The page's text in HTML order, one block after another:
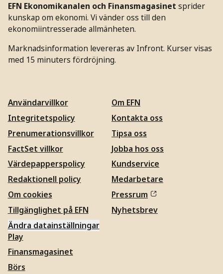
EFN Ekonomikanalen och Finansmagasinet sprider
kunskap om ekonomi. Vi vänder oss till den
ekonomiintresserade allmänheten.
Marknadsinformation levereras av Infront. Kurser visas
med 15 minuters fördröjning.
Användarvillkor
Integritetspolicy
Prenumerationsvillkor
FactSet villkor
Värdepapperspolicy
Redaktionell policy
Om cookies
Tillgänglighet på EFN
Ändra datainställningar
Om EFN
Kontakta oss
Tipsa oss
Jobba hos oss
Kundservice
Medarbetare
Pressrum
Nyhetsbrev
Play
Finansmagasinet
Börs